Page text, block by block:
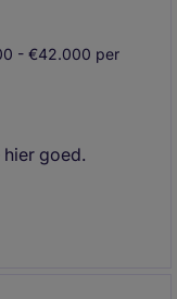
- €42.000 per
hier goed.